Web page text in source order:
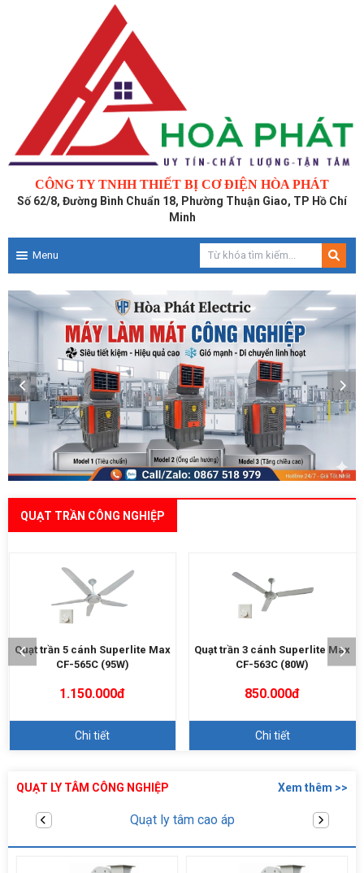
CÔNG TY TNHH THIẾT BỊ CƠ ĐIỆN HÒA PHÁT
Số 62/8, Đường Bình Chuẩn 18, Phường Thuận Giao, TP Hồ Chí
Minh
Menu
QUẠT TRẦN CÔNG NGHIỆP
Quạt trần 3 cánh Superlite Max
CF-563C (80W)
850.000đ
Chi tiết
Quạt Trần Công Nghiệp 7M3 –
6 Cánh | Tốc Độ 55 rpm –
25.600.000đ
Chi tiết
QUẠT LY TÂM CÔNG NGHIỆP Xem thêm >>
Quạt ly tâm trung áp